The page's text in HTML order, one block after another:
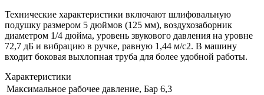
Технические характеристики включают шлифовальную
подушку размером 5 дюймов (125 мм), воздухозаборник
диаметром 1/4 дюйма, уровень звукового давления на уровне
72,7 дБ и вибрацию в ручке, равную 1,44 м/с2. В машину
входит боковая выхлопная труба для более удобной работы.
Характеристики
Максимальное рабочее давление, Бар 6,3